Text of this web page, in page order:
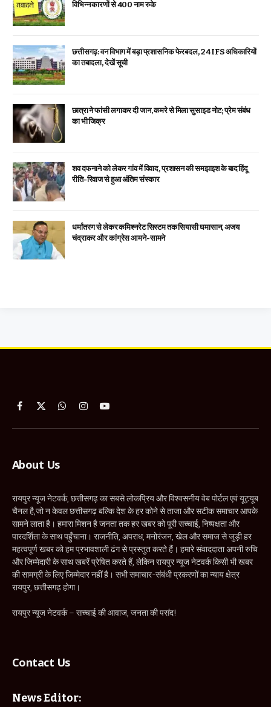
विभिन्न कारणों से 400 नाम रुके
छत्तीसगढ़: वन विभाग में बड़ा प्रशासनिक फेरबदल, 24 IFS अधिकारियों
का तबादला, देखें सूची
छात्रा ने फांसी लगाकर दी जान, कमरे से मिला सुसाइड नोट; प्रेम संबंध
का भी जिक्र
शव दफनाने को लेकर गांव में विवाद, प्रशासन की समझाइश के बाद हिंदू
रीति-रिवाज से हुआ अंतिम संस्कार
धर्मांतरण से लेकर कमिश्नरेट सिस्टम तक सियासी घमासान, अजय
चंद्राकर और कांग्रेस आमने-सामने
Facebook
X
WhatsApp
InstagramYouTube
About Us
रायपुर न्यूज नेटवर्क, छत्तीसगढ़ का सबसे लोकप्रिय और विश्वसनीय वेब पोर्टल एवं यूट्यूब
चैनल है,जो न केवल छत्तीसगढ़ बल्कि देश के हर कोने से ताजा और सटीक समाचार आपके
सामने लाता है। हमारा मिशन है जनता तक हर खबर को पूरी सच्चाई, निष्पक्षता और
पारदर्शिता के साथ पहुँचाना। राजनीति, अपराध, मनोरंजन, खेल और समाज से जुड़ी हर
महत्वपूर्ण खबर को हम प्रभावशाली ढंग से प्रस्तुत करते हैं। हमारे संवाददाता अपनी रुचि
और जिम्मेदारी के साथ खबरें प्रेषित करते हैं, लेकिन रायपुर न्यूज नेटवर्क किसी भी खबर
की सामग्री के लिए जिम्मेदार नहीं है। सभी समाचार-संबंधी प्रकरणों का न्याय क्षेत्र
रायपुर, छत्तीसगढ़ होगा।
रायपुर न्यूज नेटवर्क – सच्चाई की आवाज, जनता की पसंद!
Contact Us
News Editor: